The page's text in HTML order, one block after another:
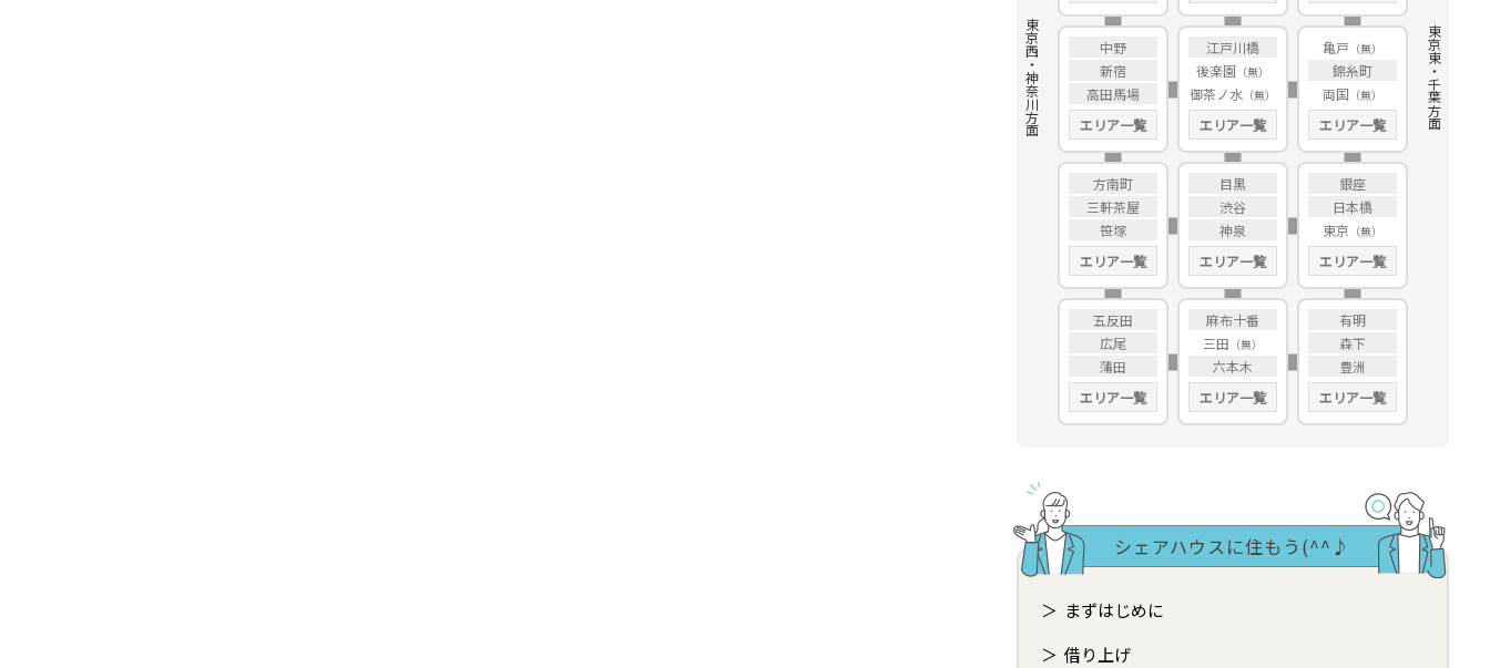
中野
新宿
高田馬場
エリア一覧
江戸川橋
後楽園
御茶ノ水
エリア一覧
亀戸
錦糸町
両国
エリア一覧
方南町
三軒茶屋
笹塚
エリア一覧
目黒
渋谷
神泉
エリア一覧
銀座
日本橋
東京
エリア一覧
五反田
広尾
蒲田
エリア一覧
麻布十番
三田
六本木
エリア一覧
有明
森下
豊洲
エリア一覧
東京西・神奈川方面 東京東・千葉方面
シェアハウスに住もう(^^♪
まずはじめに
借り上げ